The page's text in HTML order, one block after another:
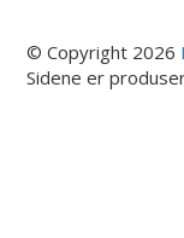
© Copyright 2026
Sidene er